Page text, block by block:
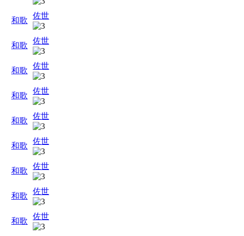
和歌
佐世
和歌
佐世
和歌
佐世
和歌
佐世
和歌
佐世
和歌
佐世
和歌
佐世
和歌
佐世
和歌
佐世